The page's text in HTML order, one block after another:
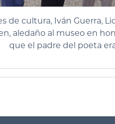
de cultura, Iván Guerra,
aledaño al museo en
que el padre del poeta